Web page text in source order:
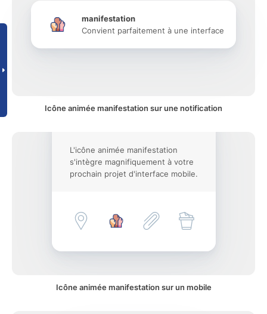
manifestation
Convient parfaitement à une interface
Icône animée manifestation sur une notification
L'icône animée manifestation
s'intègre magnifiquement à votre
prochain projet d'interface mobile.
Icône animée manifestation sur un mobile